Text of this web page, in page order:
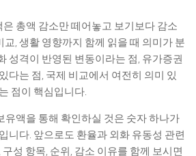
총액 감소만 떼어놓고 보기보다 감소
교, 생활 영향까지 함께 읽을 때 의미가 분
성격이 반영된 변동이라는 점, 유가증권
다는 점, 국제 비교에서 여전히 의미 있
점이 핵심입니다.
유액을 통해 확인하실 것은 숫자 하나가
니다. 앞으로도 환율과 외화 유동성 관련
성 항목, 순위, 감소 이유를 함께 보시면